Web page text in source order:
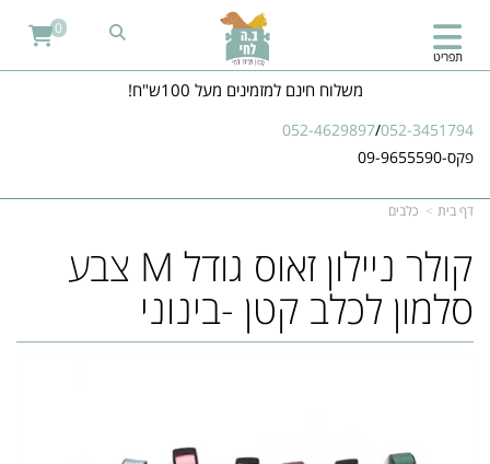
משלוח חינם למזמינים מעל 100ש"ח!
052-4629897/052-3451794
פקס-09-9655590
תפריט
0
דף בית כלבים
​קולר ניילון זאוס גודל M צבע
סלמון לכלב קטן -בינוני